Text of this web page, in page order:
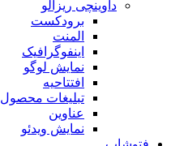
داوینچی ریزالو
برودکست
المنت
اینفوگرافیک
نمایش لوگو
افتتاحیه
تبلیغات محصول
عناوین
نمایش ویدئو